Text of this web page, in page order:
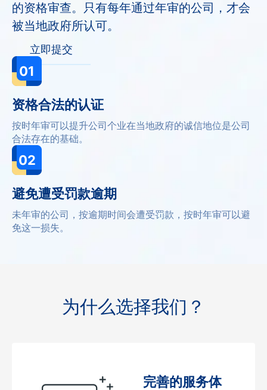
的资格审查。只有每年通过年审的公司，才会
被当地政府所认可。
立即提交
01
资格合法的认证
按时年审可以提升公司个业在当地政府的诚信地位是公司
合法存在的基础。
02
避免遭受罚款逾期
未年审的公司，按逾期时间会遭受罚款，按时年审可以避
免这一损失。
为什么选择我们？
完善的服务体